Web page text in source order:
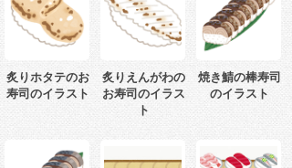
炙りホタテのお
寿司のイラスト
炙りえんがわの
お寿司のイラス
ト
焼き鯖の棒寿司
のイラスト